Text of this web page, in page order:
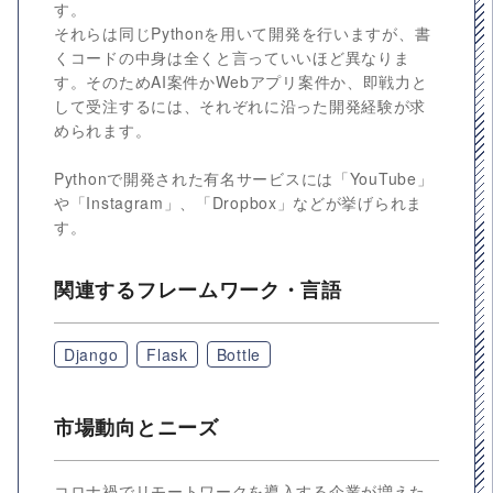
す。
それらは同じPythonを用いて開発を行いますが、書
くコードの中身は全くと言っていいほど異なりま
す。そのためAI案件かWebアプリ案件か、即戦力と
して受注するには、それぞれに沿った開発経験が求
められます。
Pythonで開発された有名サービスには「YouTube」
や「Instagram」、「Dropbox」などが挙げられま
す。
関連するフレームワーク・言語
Django Flask Bottle
市場動向とニーズ